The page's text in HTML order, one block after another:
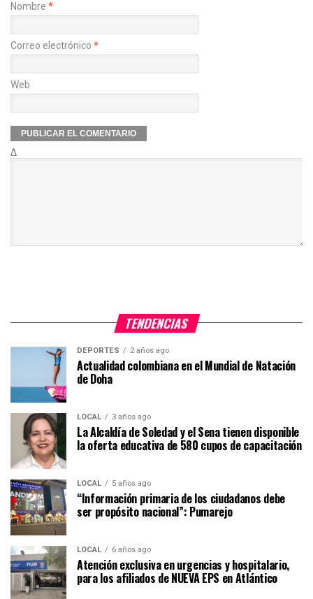
Nombre *
Correo electrónico *
Web
Δ
TENDENCIAS
DEPORTES 2 años ago
Actualidad colombiana en el Mundial de Natación
de Doha
LOCAL 3 años ago
La Alcaldía de Soledad y el Sena tienen disponible
la oferta educativa de 580 cupos de capacitación
LOCAL 5 años ago
“Información primaria de los ciudadanos debe
ser propósito nacional”: Pumarejo
LOCAL 6 años ago
Atención exclusiva en urgencias y hospitalario,
para los afiliados de NUEVA EPS en Atlántico